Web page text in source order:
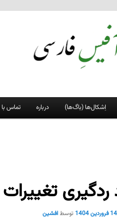
اِشکال‌ها (باگ‌ها) درباره تماس با
ردگیری
14 فروردین 1404 توسطافشین